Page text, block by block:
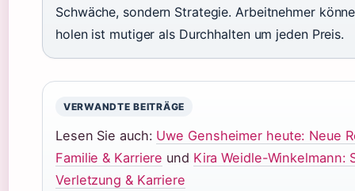
Schwäche, sondern Strategie. Arbeitnehmer
holen ist mutiger als Durchhalten um jeden Preis.
VERWANDTE BEITRÄGE
Lesen Sie auch: Uwe Gensheimer heute: Neue
Familie & Karriere und Kira Weidle-Winkelmann:
Verletzung & Karriere